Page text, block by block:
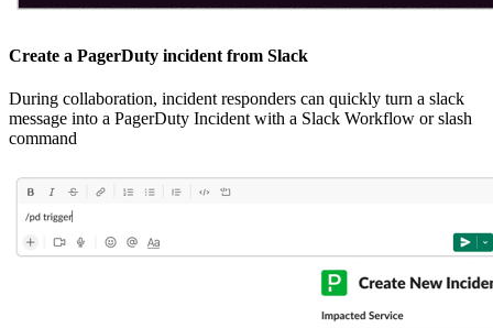
Create a PagerDuty incident from Slack
During collaboration, incident responders can quickly turn a slack
message into a PagerDuty Incident with a Slack Workflow or slash
command